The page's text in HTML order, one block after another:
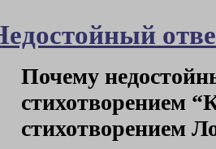
Почему
стихотворением
стихотворением